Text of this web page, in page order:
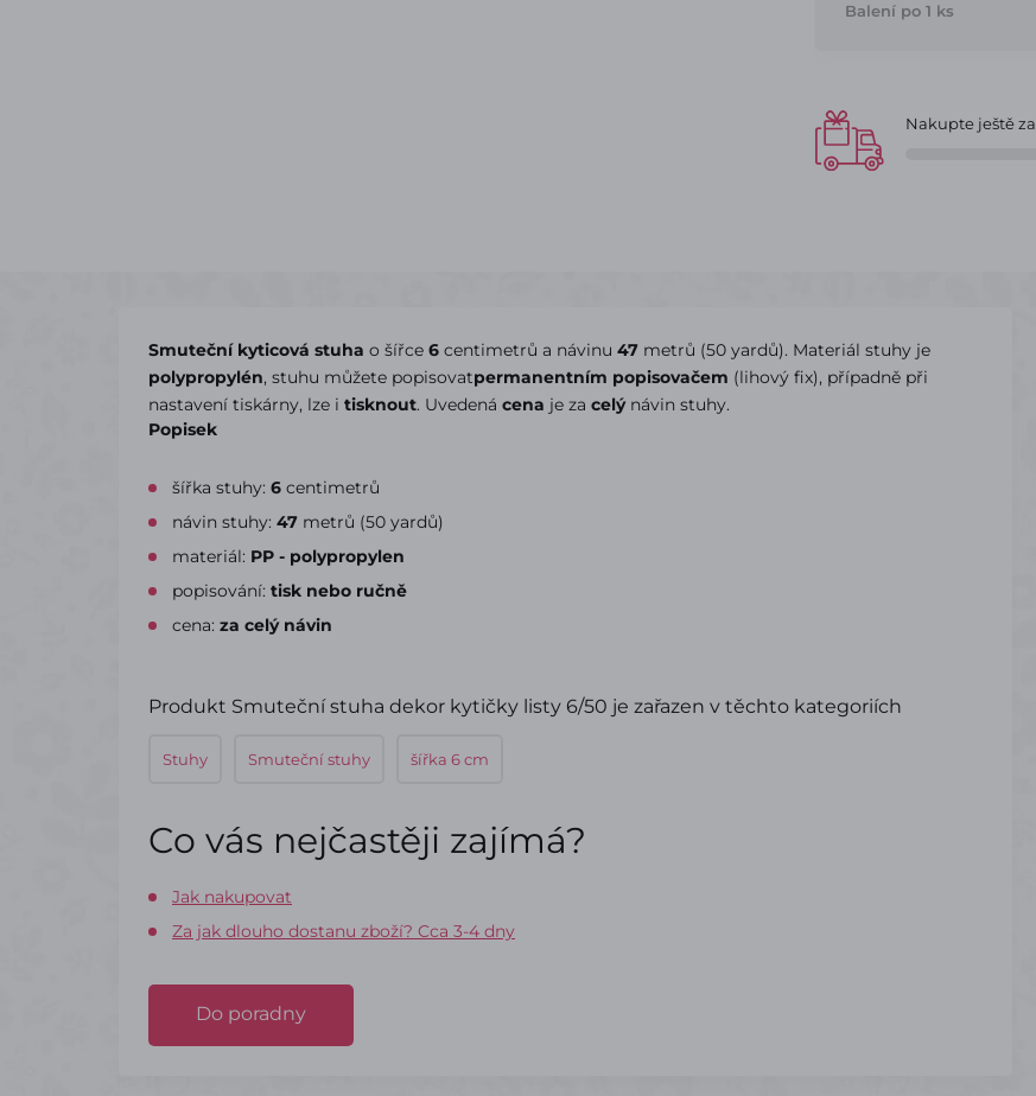
Balení po 1 ks
Nakupte ještě za
Smuteční kyticová stuha o šířce 6 centimetrů a návinu 47 metrů (50 yardů). Materiál stuhy je
polypropylén, stuhu můžete popisovatpermanentním popisovačem (lihový fix), případně při
nastavení tiskárny, lze i tisknout. Uvedená cena je za celýnávin stuhy.
Popisek
šířka stuhy: 6 centimetrů
návin stuhy: 47 metrů (50 yardů)
materiál: PP - polypropylen
popisování: tisk nebo ručně
cena: za celý návin
Produkt Smuteční stuha dekor kytičky listy 6/50 je zařazen v těchto kategoriích
Stuhy Smuteční stuhy šířka 6 cm
Co vás nejčastěji zajímá?
Jak nakupovat
Za jak dlouho dostanu zboží? Cca 3-4 dny
Do poradny